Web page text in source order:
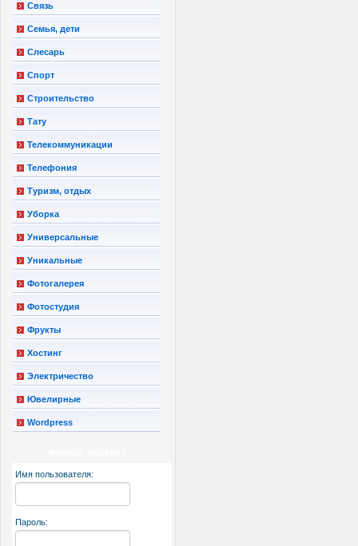
Связь
Семья, дети
Слесарь
Спорт
Строительство
Тату
Телекоммуникации
Телефония
Туризм, отдых
Уборка
Универсальные
Уникальные
Фотогалерея
Фотостудия
Фрукты
Хостинг
Электричество
Ювелирные
Wordpress
Имя пользователя:
Пароль: